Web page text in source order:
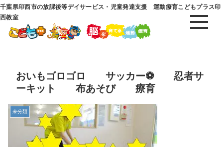
千葉県印西市の放課後等デイサービス・児童発達支援 運動療育こどもプラス印
西教室
おいもゴロゴロ サッカー⚽ 忍者サ
ーキット 布あそび 療育
未分類